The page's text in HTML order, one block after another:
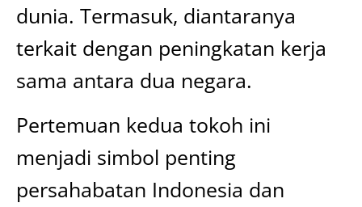
dunia. Termasuk, diantaranya
terkait dengan peningkatan kerja
sama antara dua negara.
Pertemuan kedua tokoh ini
menjadi simbol penting
persahabatan Indonesia dan